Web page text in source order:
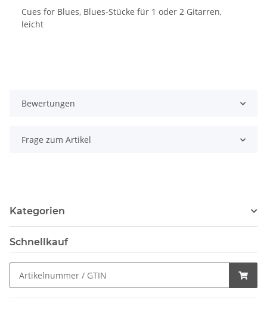
Cues for Blues, Blues-Stücke für 1 oder 2 Gitarren,
leicht
Bewertungen
Frage zum Artikel
Kategorien
Schnellkauf